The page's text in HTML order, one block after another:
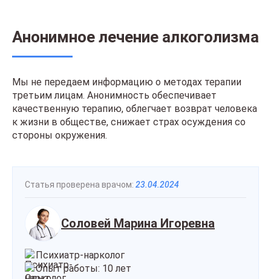
Анонимное лечение алкоголизма
Мы не передаем информацию о методах терапии
третьим лицам. Анонимность обеспечивает
качественную терапию, облегчает возврат человека
к жизни в обществе, снижает страх осуждения со
стороны окружения.
Статья проверена врачом: 23.04.2024
Соловей Марина Игоревна
Психиатр-нарколог
Опыт работы: 10 лет